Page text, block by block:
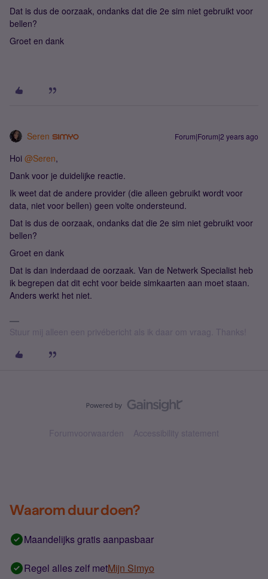
Dat is dus de oorzaak, ondanks dat die 2e sim niet gebruikt voor
bellen?
Groet en dank
Seren Forum|Forum|2 years ago
Hoi @Seren,
Dank voor je duidelijke reactie.
Ik weet dat de andere provider (die alleen gebruikt wordt voor
data, niet voor bellen) geen volte ondersteund.
Dat is dus de oorzaak, ondanks dat die 2e sim niet gebruikt voor
bellen?
Groet en dank
Dat is dan inderdaad de oorzaak. Van de Netwerk Specialist heb
ik begrepen dat dit echt voor beide simkaarten aan moet staan.
Anders werkt het niet.
Stuur mij alleen een privébericht als ik daar om vraag. Thanks!
Forumvoorwaarden Accessibility statement
Waarom duur doen?
Maandelijks gratis aanpasbaar
Regel alles zelf metMijn Simyo